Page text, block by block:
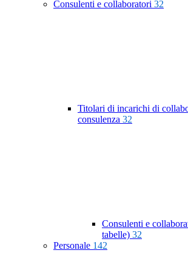
Consulenti e collaboratori 32
Titolari di incarichi di
consulenza 32
Consulenti e
tabelle) 32
Personale 142